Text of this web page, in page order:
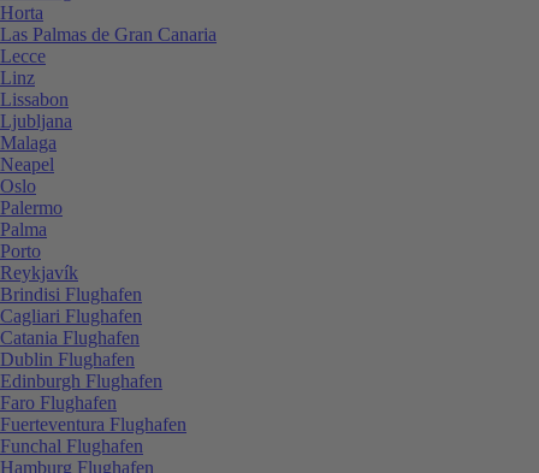
Horta
Las Palmas de Gran Canaria
Lecce
Linz
Lissabon
Ljubljana
Malaga
Neapel
Oslo
Palermo
Palma
Porto
Reykjavík
Brindisi Flughafen
Cagliari Flughafen
Catania Flughafen
Dublin Flughafen
Edinburgh Flughafen
Faro Flughafen
Fuerteventura Flughafen
Funchal Flughafen
Hamburg Flughafen